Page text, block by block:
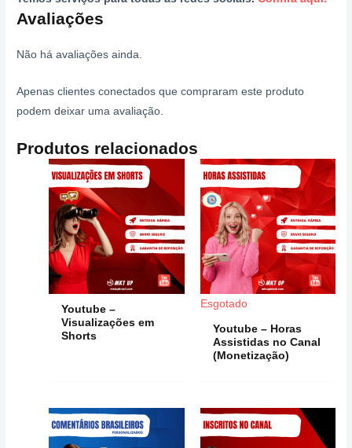
Avaliações
Não há avaliações ainda.
Apenas clientes conectados que compraram este produto
podem deixar uma avaliação.
Produtos relacionados
Youtube –
Visualizações em
Shorts
Esgotado
Youtube – Horas
Assistidas no Canal
(Monetização)